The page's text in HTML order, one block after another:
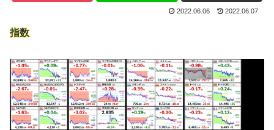
2022.06.06 2022.06.07
指数